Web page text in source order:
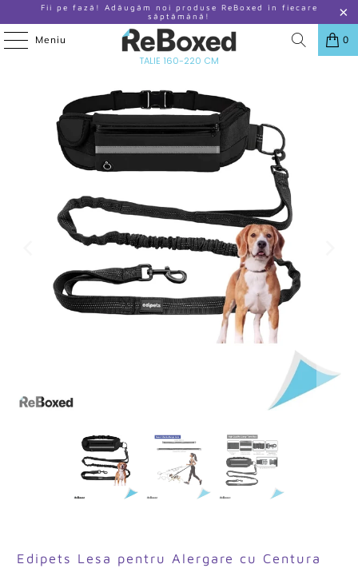
Fii pe fază! Adăugăm noi produse ReBoxed în fiecare
săptămână!
Meniu 0
ACASA /
EDIPETS LESA PENTRU ALERGARE CU CENTURA DE
TALIE 160-220 CM
Edipets Lesa pentru Alergare cu Centura